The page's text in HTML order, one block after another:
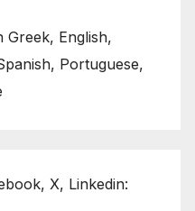
Greek, English,
Portuguese,
X, Linkedin: